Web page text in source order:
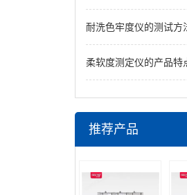
耐洗色牢度仪的测试方
柔软度测定仪的产品特
推荐产品